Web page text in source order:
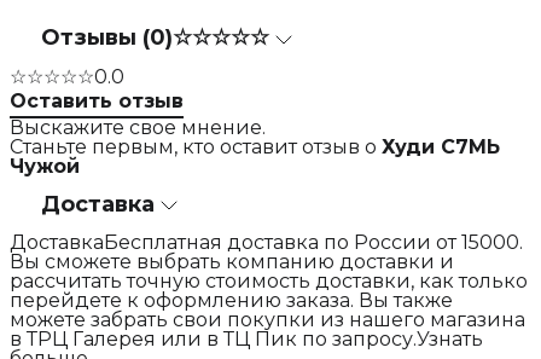
Отзывы (0)☆☆☆☆☆
☆☆☆☆☆0.0
Оставить отзыв
Выскажите свое мнение.
Станьте первым, кто оставит отзыв о Худи С7МЬ
Чужой
Доставка
ДоставкаБесплатная доставка по России от 15000.
Вы сможете выбрать компанию доставки и
рассчитать точную стоимость доставки, как только
перейдете к оформлению заказа. Вы также
можете забрать свои покупки из нашего магазина
в ТРЦ Галерея или в ТЦ Пик по запросу.Узнать